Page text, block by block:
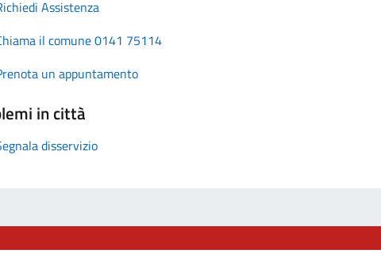
Assistenza
il comune 0141 75114
un appuntamento
in città
disservizio